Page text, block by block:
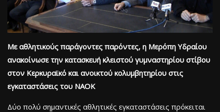
Με αθλητικούς παράγοντες παρόντες, η Μερόπη Υδραίου
ανακοίνωσε την κατασκευή κλειστού γυμναστηρίου στίβου
στον Κερκυραϊκό και ανοικτού κολυμβητηρίου στις
εγκαταστάσεις του ΝΑΟΚ
Δύο πολύ σημαντικές αθλητικές εγκαταστάσεις πρόκειται